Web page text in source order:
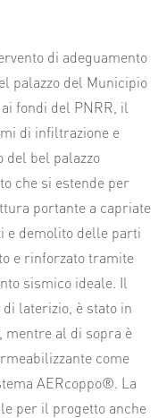
di adeguamento
palazzo del Municipio
fondi del PNRR, il
di infiltrazione e
del bel palazzo
che si estende per
portante a capriate
e demolito delle parti
e rinforzato tramite
sismico ideale. Il
laterizio, è stato in
mentre al di sopra è
come
AERcoppo®. La
per il progetto anche